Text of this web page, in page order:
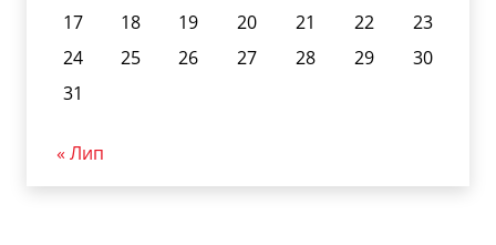
17
18 19 20 21 22
23
24
25 26 27 28 29
30
31
« Лип